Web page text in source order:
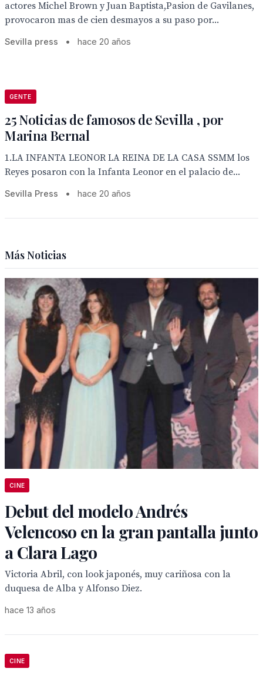
actores Michel Brown y Juan Baptista,Pasion de Gavilanes,
provocaron mas de cien desmayos a su paso por...
Sevilla press • hace 20 años
GENTE
25 Noticias de famosos de Sevilla , por
Marina Bernal
1.LA INFANTA LEONOR LA REINA DE LA CASA SSMM los
Reyes posaron con la Infanta Leonor en el palacio de...
Sevilla Press • hace 20 años
Más Noticias
CINE
Debut del modelo Andrés
Velencoso en la gran pantalla junto
a Clara Lago
Victoria Abril, con look japonés, muy cariñosa con la
duquesa de Alba y Alfonso Diez.
hace 13 años
CINE